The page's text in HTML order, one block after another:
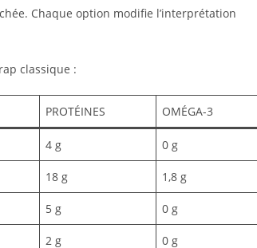
Chaque option modifie l’interprétation
classique :
PROTÉINES OMÉGA-3
4 g 0 g
18 g 1,8 g
5 g 0 g
2 g 0 g